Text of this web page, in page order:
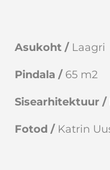
Asukoht / Laagri
Pindala / 65 m2
Sisearhitektuur /
Fotod / Katrin